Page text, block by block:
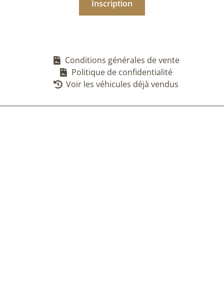
Conditions générales de vente
Politique de confidentialité
Voir les véhicules déjà vendus